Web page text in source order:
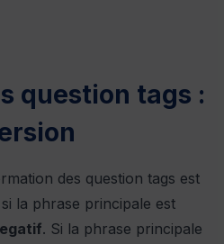
question tags :
des question tags est
la phrase principale est
. Si la phrase principale